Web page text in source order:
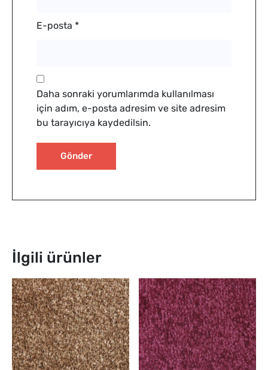
E-posta *
Daha sonraki yorumlarımda kullanılması
için adım, e-posta adresim ve site adresim
bu tarayıcıya kaydedilsin.
İlgili ürünler